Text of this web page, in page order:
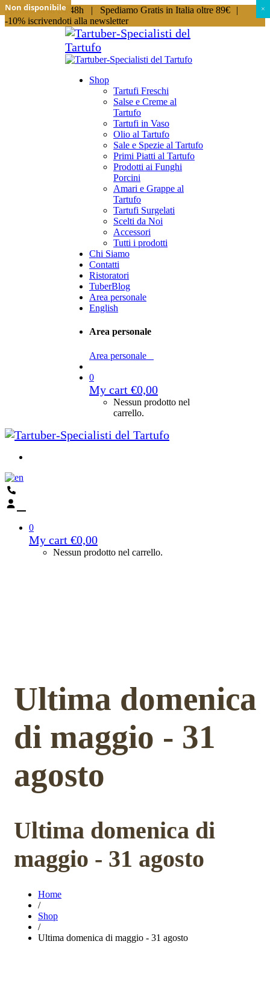
Spedizioni in 24/48h | Spediamo Gratis in Italia oltre 89€
|
-10% iscrivendoti alla newsletter
Shop
Tartufi Freschi
Salse e Creme al
Tartufo
Tartufi in Vaso
Olio al Tartufo
Sale e Spezie al Tartufo
Primi Piatti al Tartufo
Prodotti ai Funghi
Porcini
Amari e Grappe al
Tartufo
Tartufi Surgelati
Scelti da Noi
Accessori
Tutti i prodotti
Chi Siamo
Contatti
Ristoratori
TuberBlog
Area personale
English
Area personale
Area personale
0
My cart €0,00
Nessun prodotto nel
carrello.
0
My cart €0,00
Nessun prodotto nel carrello.
Ultima domenica
di maggio - 31
agosto
Ultima domenica di
maggio - 31 agosto
Home
/
Shop
/
Ultima domenica di maggio - 31 agosto
Non disponibile
Non disponibile ×
×